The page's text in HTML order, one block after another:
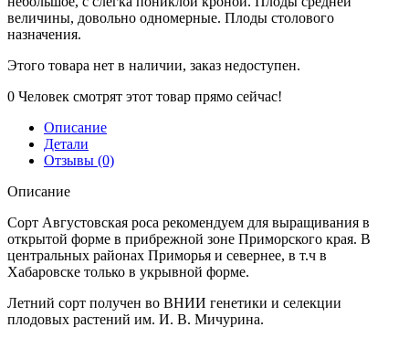
величины, довольно одномерные. Плоды столового
назначения.
Этого товара нет в наличии, заказ недоступен.
0 Человек смотрят этот товар прямо сейчас!
Описание
Детали
Отзывы (0)
Описание
Сорт Августовская роса рекомендуем для выращивания в
открытой форме в прибрежной зоне Приморского края. В
центральных районах Приморья и севернее, в т.ч в
Хабаровске только в укрывной форме.
Летний сорт получен во ВНИИ генетики и селекции
плодовых растений им. И. В. Мичурина.